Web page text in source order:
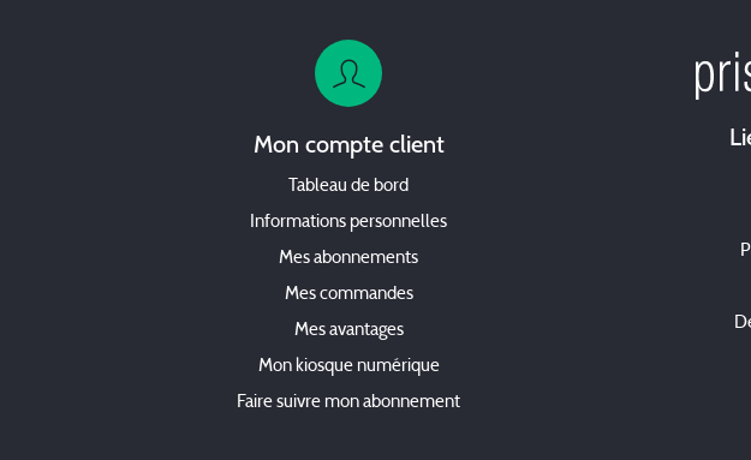
Mon compte client
Tableau de bord
Informations personnelles
Mes abonnements
Mes commandes
Mes avantages
Mon kiosque numérique
Faire suivre mon abonnement